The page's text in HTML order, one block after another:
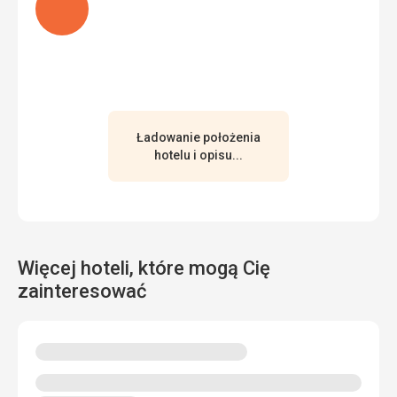
pomocą Google Translate
Ładowanie położenia
hotelu i opisu...
Więcej hoteli, które mogą Cię
zainteresować